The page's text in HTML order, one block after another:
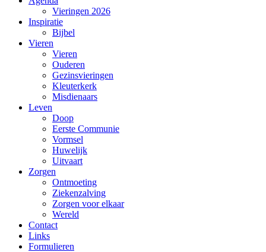
Vieringen 2026
Inspiratie
Bijbel
Vieren
Vieren
Ouderen
Gezinsvieringen
Kleuterkerk
Misdienaars
Leven
Doop
Eerste Communie
Vormsel
Huwelijk
Uitvaart
Zorgen
Ontmoeting
Ziekenzalving
Zorgen voor elkaar
Wereld
Contact
Links
Formulieren